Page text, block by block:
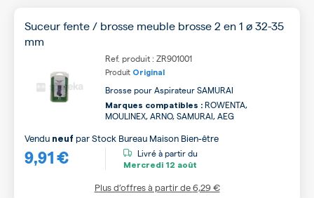
Suceur fente / brosse meuble brosse 2 en 1 ø 32-35
mm
Ref. produit : ZR901001
Produit Original
Brosse pour Aspirateur SAMURAI
Marques compatibles : ROWENTA,
MOULINEX, ARNO, SAMURAI, AEG
9,91 €
Vendu neuf parStock Bureau Maison Bien-être
Livré à partir du
Mercredi 12 août
Plus d’offres à partir de6,29 €